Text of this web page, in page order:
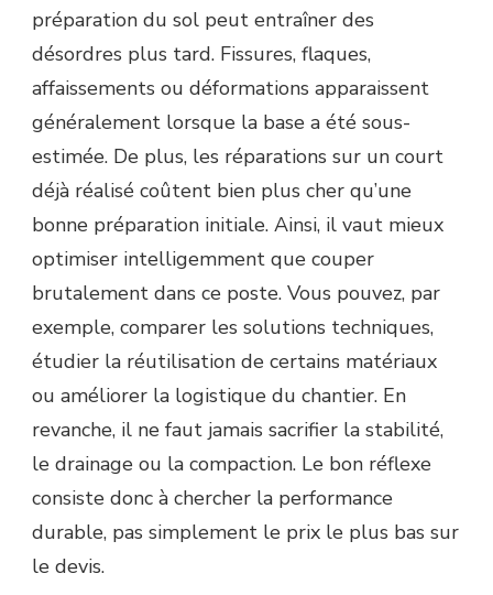
préparation du sol peut entraîner des
désordres plus tard. Fissures, flaques,
affaissements ou déformations apparaissent
généralement lorsque la base a été sous-
estimée. De plus, les réparations sur un court
déjà réalisé coûtent bien plus cher qu’une
bonne préparation initiale. Ainsi, il vaut mieux
optimiser intelligemment que couper
brutalement dans ce poste. Vous pouvez, par
exemple, comparer les solutions techniques,
étudier la réutilisation de certains matériaux
ou améliorer la logistique du chantier. En
revanche, il ne faut jamais sacrifier la stabilité,
le drainage ou la compaction. Le bon réflexe
consiste donc à chercher la performance
durable, pas simplement le prix le plus bas sur
le devis.